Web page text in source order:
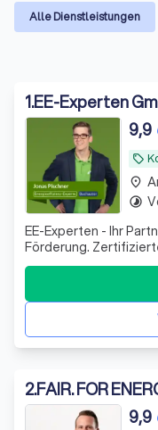
Alle Dienstleistungen
1.EE-Experten
local_offer
9,9
EE-Experten - Ihr
Förderung.
Erfahrung. Wir
place
timelapse
2.FAIR. FOR
9,9